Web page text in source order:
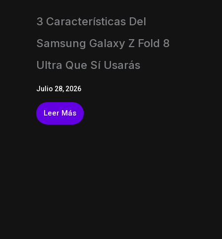
3 Características Del
Samsung Galaxy Z Fold 8
Ultra Que Sí Usarás
Julio 28, 2026
Leer Más